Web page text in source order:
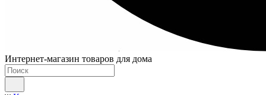
Интернет-магазин товаров для дома